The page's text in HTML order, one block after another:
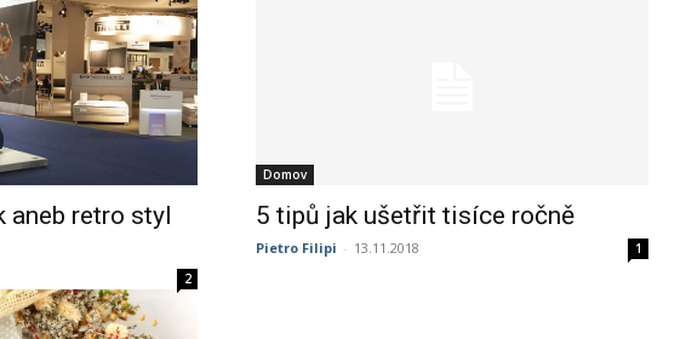
aneb retro styl
2
Domov
5 tipů jak ušetřit tisíce ročně
Pietro Filipi - 13.11.2018 1